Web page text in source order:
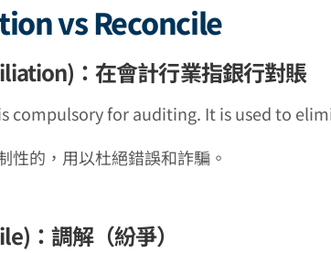
vs Reconcile
：在會計行業指銀行對賬
compulsory for auditing. It is used to
性的，用以杜絕錯誤和詐騙。
：調解（紛爭）